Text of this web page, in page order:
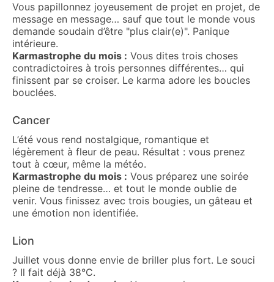
Vous papillonnez joyeusement de projet en projet, de
message en message… sauf que tout le monde vous
demande soudain d’être "plus clair(e)". Panique
intérieure.
Karmastrophe du mois : Vous dites trois choses
contradictoires à trois personnes différentes… qui
finissent par se croiser. Le karma adore les boucles
bouclées.
Cancer
L’été vous rend nostalgique, romantique et
légèrement à fleur de peau. Résultat : vous prenez
tout à cœur, même la météo.
Karmastrophe du mois : Vous préparez une soirée
pleine de tendresse… et tout le monde oublie de
venir. Vous finissez avec trois bougies, un gâteau et
une émotion non identifiée.
Lion
Juillet vous donne envie de briller plus fort. Le souci
? Il fait déjà 38°C.